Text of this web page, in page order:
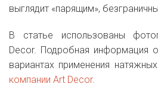
выглядит «парящим»,
В статье использованы
Decor. Подробная информация
вариантах применения
компании Art Decor.